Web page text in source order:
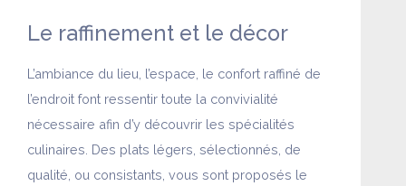
Le raffinement et le décor
L’ambiance du lieu, l’espace, le confort raffiné de
l’endroit font ressentir toute la convivialité
nécessaire afin d’y découvrir les spécialités
culinaires. Des plats légers, sélectionnés, de
qualité, ou consistants, vous sont proposés le